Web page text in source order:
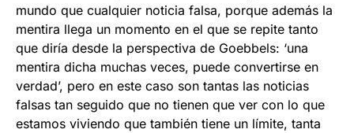
mundo que cualquier noticia falsa, porque además la
mentira llega un momento en el que se repite tanto
que diría desde la perspectiva de Goebbels: ‘una
mentira dicha muchas veces, puede convertirse en
verdad’, pero en este caso son tantas las noticias
falsas tan seguido que no tienen que ver con lo que
estamos viviendo que también tiene un límite, tanta